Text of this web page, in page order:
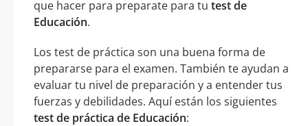
que hacer para preparate para tu test de
Educación.
Los test de práctica son una buena forma de
prepararse para el examen. También te ayudan a
evaluar tu nivel de preparación y a entender tus
fuerzas y debilidades. Aquí están los siguientes
test de práctica de Educación: